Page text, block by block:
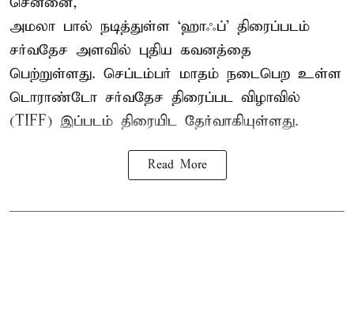
அமலா பால் நடித்துள்ள ‘ஹாஃப்’ திரைப்படம்
சர்வதேச அளவில் புதிய கவனத்தை
பெற்றுள்ளது. செப்டம்பர் மாதம் நடைபெற உள்ள
டொராண்டோ சர்வதேச திரைப்பட விழாவில்
(TIFF) இப்படம் திரையிட தேர்வாகியுள்ளது.
Read More